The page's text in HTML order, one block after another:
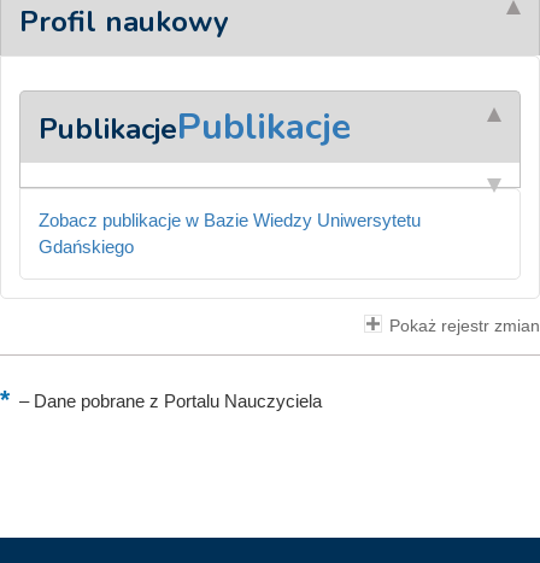
Profil naukowy
PublikacjePublikacje
Zobacz publikacje w Bazie Wiedzy Uniwersytetu
Gdańskiego
Pokaż rejestr zmian
–Dane pobrane z Portalu Nauczyciela